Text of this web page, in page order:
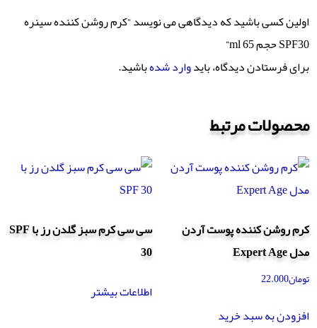
اولین کسی باشید که دیدگاهی می نویسد “کرم روشن کننده سینره
SPF30 حجم 65 ml”
برای فرستادن دیدگاه، بایدوارد شدهباشید.
محصولات مرتبط
کرم روشن کننده پوست آردن
مدل Expert Age
تومان22.000
افزودن به سبد خرید
سی سی کرم سبز گلدن رز با SPF
30
اطلاعات بیشتر